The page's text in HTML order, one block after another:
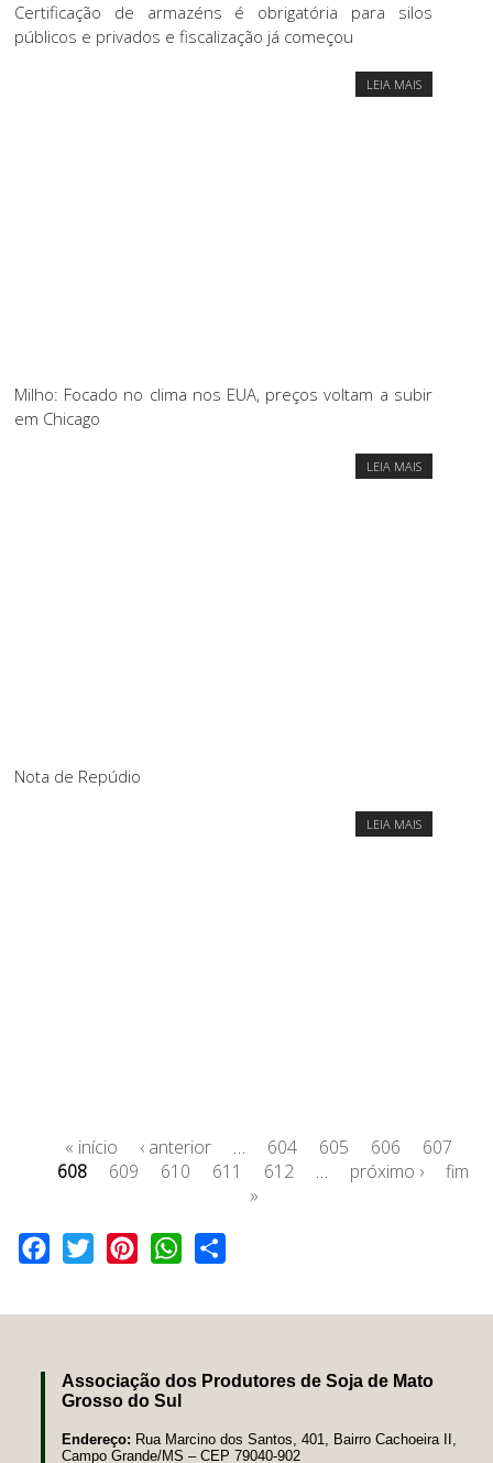
Certificação de armazéns é obrigatória para silos
públicos e privados e fiscalização já começou
LEIA MAIS
Milho: Focado no clima nos EUA, preços voltam a subir
em Chicago
LEIA MAIS
Nota de Repúdio
LEIA MAIS
« início ‹ anterior … 604 605 606
607
608
609 610 611 612 … próximo ›
fim
»
Facebook
Twitter PinterestWhatsApp
Associação dos Produtores de Soja de Mato
Grosso do Sul
Endereço: Rua Marcino dos Santos, 401, Bairro Cachoeira II,
Campo Grande/MS – CEP 79040-902